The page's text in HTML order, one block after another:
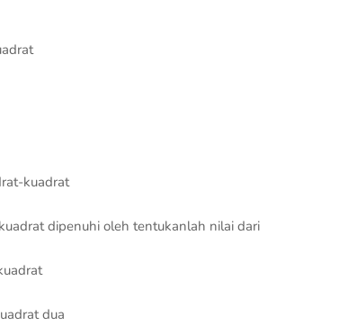
kuadrat
dipenuhi oleh tentukanlah nilai dari
dua